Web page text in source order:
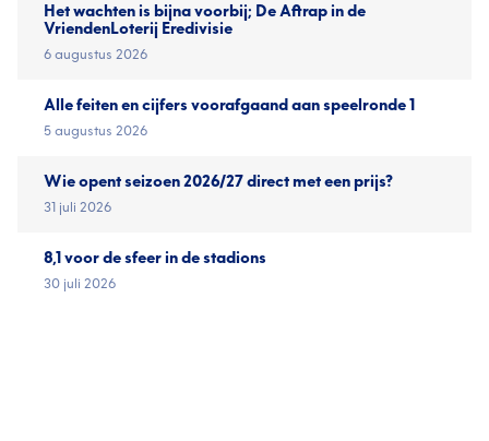
Het wachten is bijna voorbij; De Aftrap in de
VriendenLoterij Eredivisie
6 augustus 2026
Alle feiten en cijfers voorafgaand aan speelronde 1
5 augustus 2026
Wie opent seizoen 2026/27 direct met een prijs?
31 juli 2026
8,1 voor de sfeer in de stadions
30 juli 2026